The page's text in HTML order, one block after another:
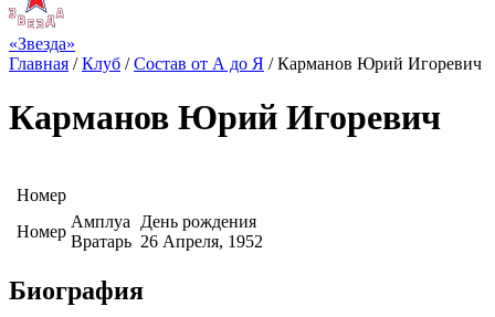
«Звезда»
Главная /Клуб /Состав от А до Я /Карманов Юрий Игоревич
Карманов Юрий Игоревич
Номер
Номер
Амплуа
Вратарь
День рождения
26 Апреля, 1952
Биография